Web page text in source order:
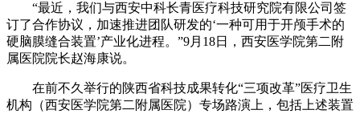
“最近，我们与西安中科长青医疗科技研究院有限公司签
订了合作协议，加速推进团队研发的‘一种可用于开颅手术的
硬脑膜缝合装置’产业化进程。”9月18日，西安医学院第二附
属医院院长赵海康说。
在前不久举行的陕西省科技成果转化“三项改革”医疗卫生
机构（西安医学院第二附属医院）专场路演上，包括上述装置